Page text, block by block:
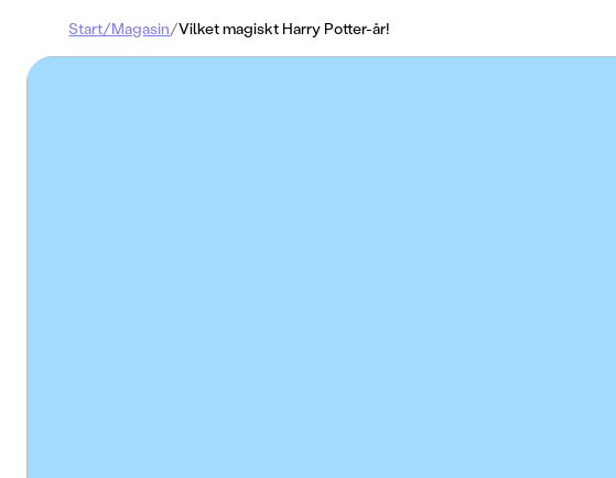
Start/Magasin/Vilket magiskt Harry Potter-år!